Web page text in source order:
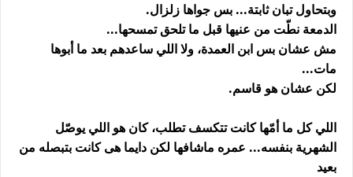
وبتحاول تبان ثابتة... بس جواها زلزال.
الدمعة نطّت من عنيها قبل ما تلحق تمسحها...
مش عشان بس ابن العمدة، ولا اللي ساعدهم بعد ما أبوها
مات...
لكن عشان هو قاسم.
اللي كل ما أمّها كانت تتكسف تطلب، كان هو اللي يوصّل
الشهرية بنفسه... عمره ماشافها لكن دايما هى كانت بتبصله من
بعيد